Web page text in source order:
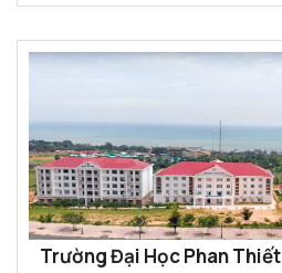
Trường Đại Học Phan Thiết